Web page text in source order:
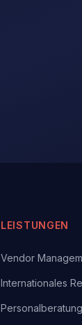
LEISTUNGEN
Vendor
Internationales
Personalberatung